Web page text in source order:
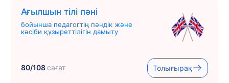
Ағылшын тілі пәні
бойынша педагогтің пәндік және
кәсіби құзыреттілігін дамыту
80/108сағат Толығырақ